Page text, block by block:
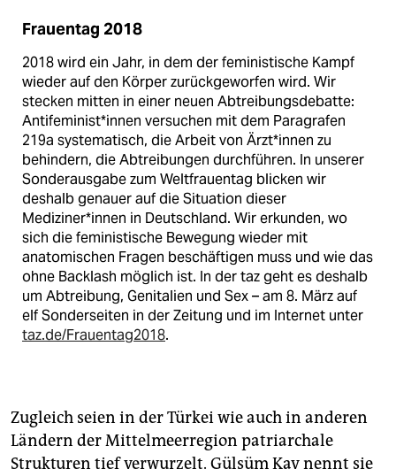
Frauentag 2018
2018 wird ein Jahr, in dem der feministische Kampf
wieder auf den Körper zurückgeworfen wird. Wir
stecken mitten in einer neuen Abtreibungsdebatte:
Antifeminist*innen versuchen mit dem Paragrafen
219a systematisch, die Arbeit von Ärzt*innen zu
behindern, die Abtreibungen durchführen. In unserer
Sonderausgabe zum Weltfrauentag blicken wir
deshalb genauer auf die Situation dieser
Mediziner*innen in Deutschland. Wir erkunden, wo
sich die feministische Bewegung wieder mit
anatomischen Fragen beschäftigen muss und wie das
ohne Backlash möglich ist. In der taz geht es deshalb
um Abtreibung, Genitalien und Sex – am 8. März auf
elf Sonderseiten in der Zeitung und im Internet unter
taz.de/Frauentag2018.
Zugleich seien in der Türkei wie auch in anderen
Ländern der Mittelmeerregion patriarchale
Strukturen tief verwurzelt. Gülsüm Kav nennt sie